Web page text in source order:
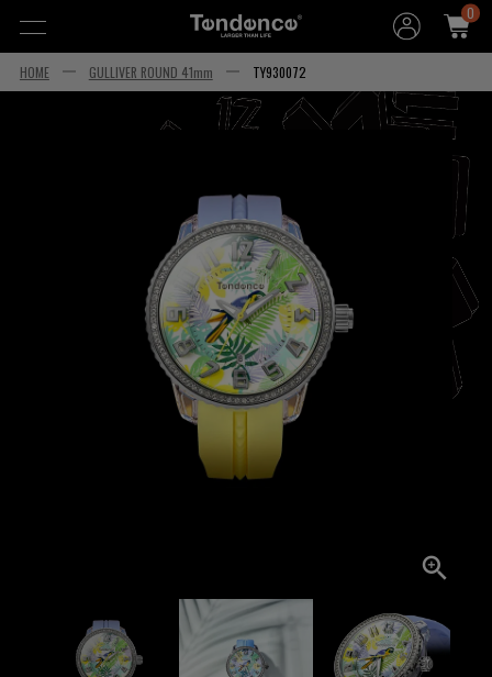
0
HOME GULLIVER ROUND 41mm TY930072